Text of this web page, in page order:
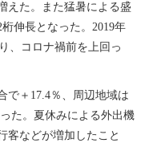
えた。また猛暑による盛
伸長となった。2019年
、コロナ禍前を上回っ
で＋17.4％、周辺地域は
た。夏休みによる外出機
客などが増加したこと